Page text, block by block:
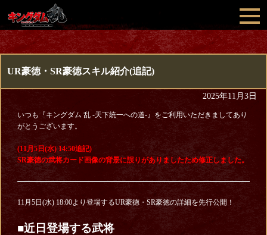
UR豪徳・SR豪徳スキル紹介(追記)
2025年11月3日
いつも『キングダム 乱 -天下統一への道-』をご利用いただきましてあり
がとうございます。
(11月5日(水) 14:50追記)
SR豪徳の武将カード画像の背景に誤りがありましたため修正しました。
11月5日(水) 18:00より登場するUR豪徳・SR豪徳の詳細を先行公開！
■近日登場する武将